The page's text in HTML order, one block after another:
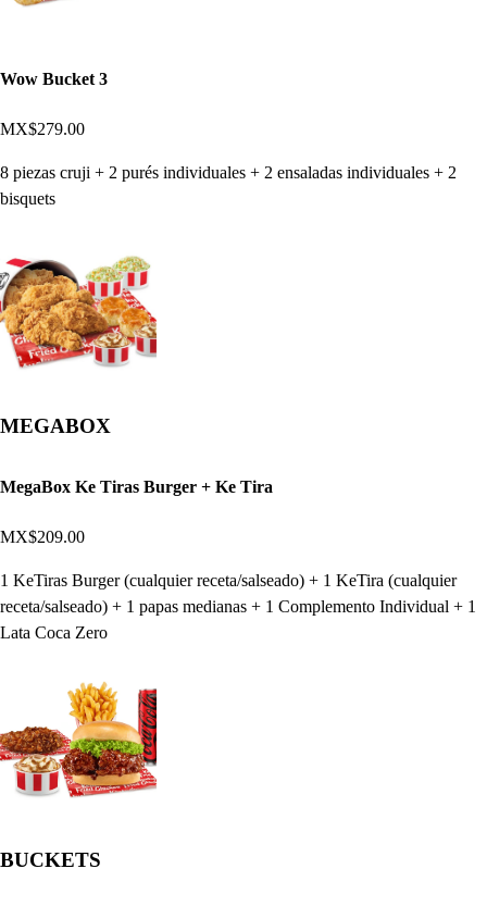
Wow Bucket 3
MX$279.00
8 piezas cruji + 2 purés individuales + 2 ensaladas individuales + 2
bisquets
MEGABOX
MegaBox Ke Tiras Burger + Ke Tira
MX$209.00
1 KeTiras Burger (cualquier receta/salseado) + 1 KeTira (cualquier
receta/salseado) + 1 papas medianas + 1 Complemento Individual + 1
Lata Coca Zero
BUCKETS